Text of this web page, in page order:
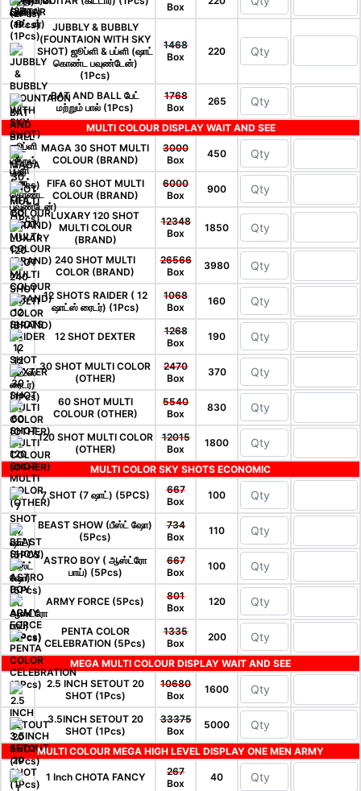
Box
JUBBLY & BUBBLY
(FOUNTAION WITH SKY
SHOT) ஜூப்ளி & பப்ளி (ஷாட்
கொண்ட பவுண்டேன்)
(1Pcs)
1468
Box
220
BAT AND BALL பேட்
மற்றும் பால் (1Pcs)
1768
Box
265
MULTI COLOUR DISPLAY WAIT AND SEE
MAGA 30 SHOT MULTI
COLOUR (BRAND)
3000
Box
450
FIFA 60 SHOT MULTI
COLOUR (BRAND)
6000
Box
900
LUXARY 120 SHOT
MULTI COLOUR
(BRAND)
12348
Box
1850
240 SHOT MULTI
COLOR (BRAND)
26566
Box
3980
12 SHOTS RAIDER ( 12
ஷாட்ஸ் ரைடர்) (1Pcs)
1068
Box
160
12 SHOT DEXTER
1268
Box
190
30 SHOT MULTI COLOR
(OTHER)
2470
Box
370
60 SHOT MULTI
COLOUR (OTHER)
5540
Box
830
120 SHOT MULTI COLOR
(OTHER)
12015
Box
1800
MULTI COLOR SKY SHOTS ECONOMIC
7 SHOT (7 ஷாட்) (5PCS)
667
Box
100
BEAST SHOW (பீஸ்ட் ஷோ)
(5Pcs)
734
Box
110
ASTRO BOY ( ஆஸ்ட்ரோ
பாய்) (5Pcs)
667
Box
100
ARMY FORCE (5Pcs)
801
Box
120
PENTA COLOR
CELEBRATION (5Pcs)
1335
Box
200
MEGA MULTI COLOUR DISPLAY WAIT AND SEE
2.5 INCH SETOUT 20
SHOT (1Pcs)
10680
Box
1600
3.5INCH SETOUT 20
SHOT (1Pcs)
33375
Box
5000
MULTI COLOUR MEGA HIGH LEVEL DISPLAY ONE MEN ARMY
1 Inch CHOTA FANCY
267
Box
40